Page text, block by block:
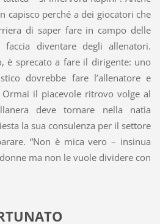
capisco perché a dei giocatori che
di saper fare in campo delle
diventare degli allenatori.
è sprecato a fare il dirigente: uno
dovrebbe fare l’allenatore e
Ormai il piacevole ritrovo volge al
deve tornare nella natìa
la sua consulenza per il settore
“Non è mica vero – insinua
ma non le vuole dividere con